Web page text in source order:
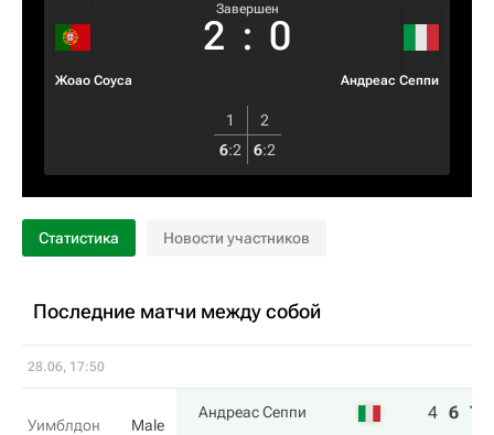
Жоао Соуса
Завершен
2 : 0
Андреас Сеппи
1
2
6:2 6:2
Статистика Новости участников
Последние матчи между собой
28.06, 17:50
Уимблдон
Male
Андреас Сеппи 4 6 7